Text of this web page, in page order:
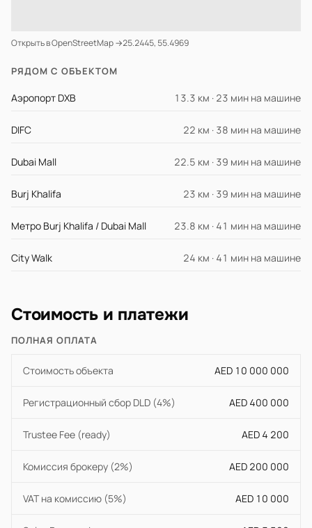
Открыть в OpenStreetMap →25.2445, 55.4969
РЯДОМ С ОБЪЕКТОМ
Аэропорт DXB 13.3 км · 23 мин на машине
DIFC 22 км · 38 мин на машине
Dubai Mall 22.5 км · 39 мин на машине
Burj Khalifa 23 км · 39 мин на машине
Метро Burj Khalifa / Dubai Mall 23.8 км · 41 мин на машине
City Walk 24 км · 41 мин на машине
Стоимость и платежи
ПОЛНАЯ ОПЛАТА
Стоимость объекта AED 10 000 000
Регистрационный сбор DLD (4%) AED 400 000
Trustee Fee (ready) AED 4 200
Комиссия брокеру (2%) AED 200 000
VAT на комиссию (5%) AED 10 000